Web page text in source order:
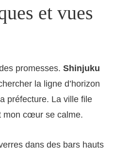
et vues
promesses. Shinjuku
la ligne d’horizon
préfecture. La ville file
mon cœur se calme.
dans des bars hauts